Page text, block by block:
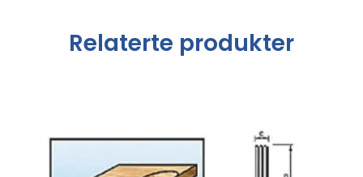
Relaterte produkter